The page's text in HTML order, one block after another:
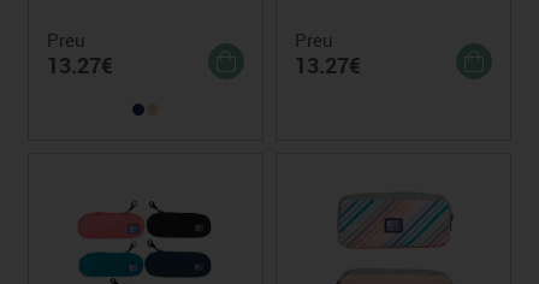
Preu
13.27€
Preu
13.27€